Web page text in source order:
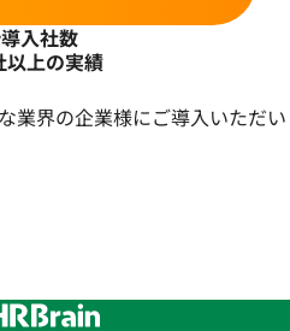
入社数
以上の実績
業界の企業様にご導入いただい